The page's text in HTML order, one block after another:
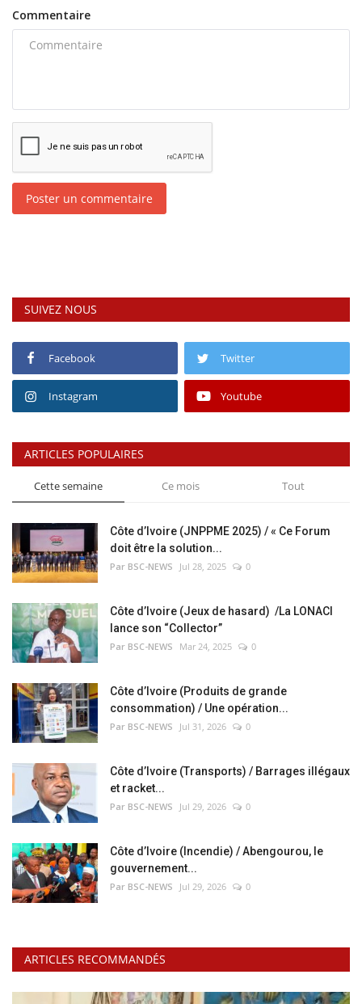
Commentaire
Poster un commentaire
SUIVEZ NOUS
Facebook Twitter
Instagram Youtube
ARTICLES POPULAIRES
Cette semaine Ce mois Tout
Côte d’Ivoire (JNPPME 2025) / « Ce Forum
doit être la solution...
Par BSC-NEWS Jul 28, 2025 0
Côte d’Ivoire (Jeux de hasard) /La LONACI
lance son “Collector”
Par BSC-NEWS Mar 24, 2025 0
Côte d’Ivoire (Produits de grande
consommation) / Une opération...
Par BSC-NEWS Jul 31, 2026 0
Côte d’Ivoire (Transports) / Barrages illégaux
et racket...
Par BSC-NEWS Jul 29, 2026 0
Côte d’Ivoire (Incendie) / Abengourou, le
gouvernement...
Par BSC-NEWS Jul 29, 2026 0
ARTICLES RECOMMANDÉS